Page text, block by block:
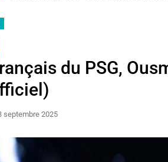
du PSG,
septembre 2025